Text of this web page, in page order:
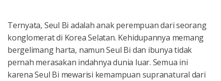
Ternyata, Seul Bi adalah anak perempuan dari seorang
konglomerat di Korea Selatan. Kehidupannya memang
bergelimang harta, namun Seul Bi dan ibunya tidak
pernah merasakan indahnya dunia luar. Semua ini
karena Seul Bi mewarisi kemampuan supranatural dari